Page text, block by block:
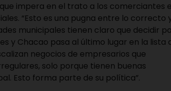
impera en el trato a los comerciantes
“Esto es una pugna entre lo correcto
municipales tienen claro que decidir
y Chacao pasa al último lugar en la lista
negocios de empresarios que
solo porque tienen buenas
Esto forma parte de su política”.